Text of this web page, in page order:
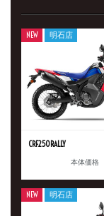
CRF250RALLY
本体価格
NEW 明石店
NEW 明石店